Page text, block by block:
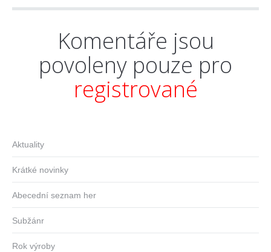
Komentáře jsou
povoleny pouze pro
registrované
Aktuality
Krátké novinky
Abecední seznam her
Subžánr
Rok výroby